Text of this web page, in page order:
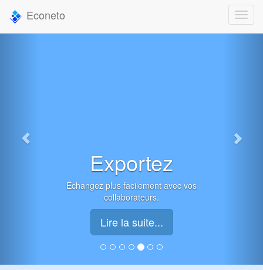
Econeto
Exportez
Echangez plus facilement avec vos
collaborateurs.
Lire la suite...